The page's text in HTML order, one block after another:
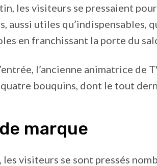
les visiteurs se pressaient
aussi utiles
en franchissant la porte du
l’ancienne animatrice de
bouquins, dont le tout
marque
les visiteurs se sont pressés